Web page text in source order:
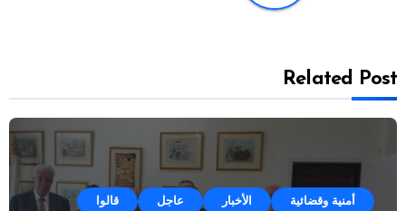
Related Post
أمنية وقضائية الأخبار عاجل قالوا